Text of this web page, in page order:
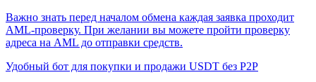
Важно знать перед началом обмена каждая заявка проходит
AML-проверку. При желании вы можете пройти проверку
адреса на AML до отправки средств.
Удобный бот для покупки и продажи USDT без P2P